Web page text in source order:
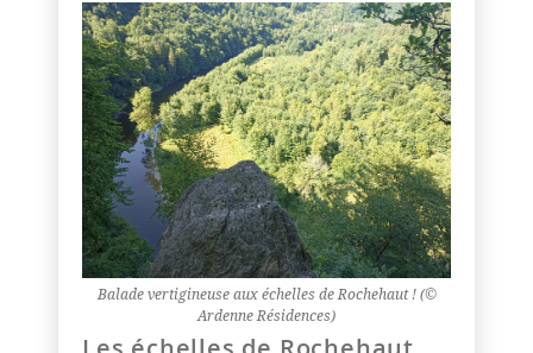
Balade vertigineuse aux échelles de Rochehaut ! (©
Ardenne Résidences)